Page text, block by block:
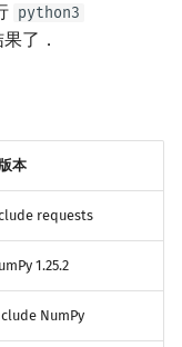
python3
了．
本
requests
1.25.2
NumPy